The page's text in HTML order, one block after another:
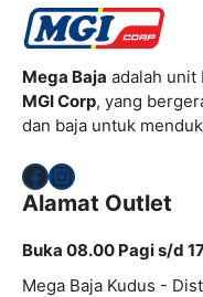
Mega Baja adalah unit
MGI Corp, yang
dan baja untuk
Facebook
Instagram
Alamat Outlet
Buka 08.00 Pagi s/d
Mega Baja Kudus -